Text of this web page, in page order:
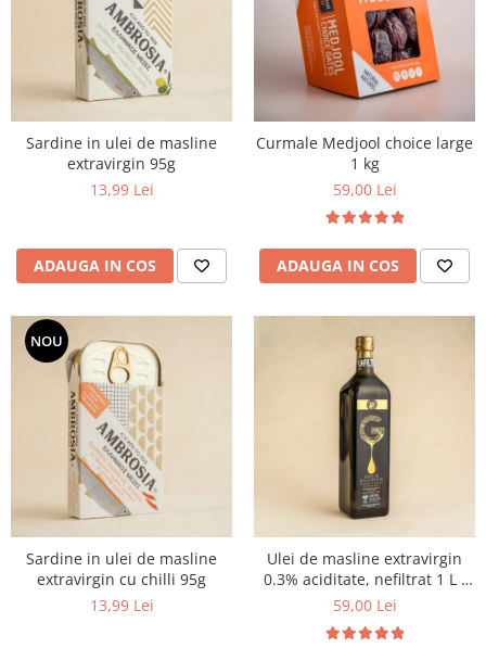
CREME ȘI PASTE TARTINABILE
CONDIMENTE
CEAIURI GRECEȘTI
CIOCOLATĂ ȘI CACAO
HEALTHY SNACKS
SUPERALIMENTE
PRODUSE ECO / ORGANICE
COSMETICE
REMEDII NATURISTE
TOATE PRODUSELE
Sardine in ulei de masline
extravirgin 95g
13,99 Lei
ADAUGA IN COS
Curmale Medjool choice large
1 kg
59,00 Lei
ADAUGA IN COS
NOU
Sardine in ulei de masline
extravirgin cu chilli 95g
13,99 Lei
Ulei de masline extravirgin
0.3% aciditate, nefiltrat 1 L -
presat la rece
59,00 Lei